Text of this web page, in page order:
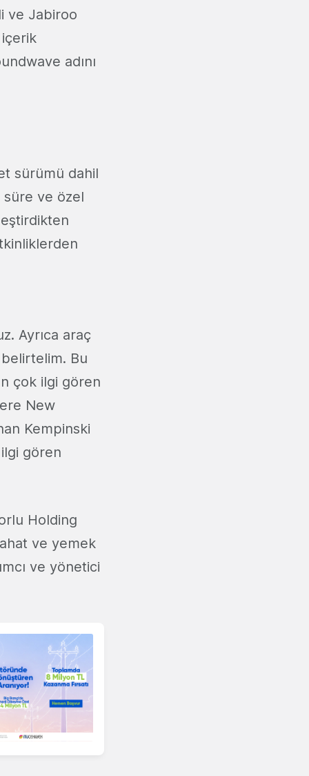
ve Jabiroo
içerik
adını
sürümü dahil
süre ve özel
Ayrıca araç
Bu
çok ilgi gören
New
Kempinski
gören
Holding
ve yemek
ve yönetici